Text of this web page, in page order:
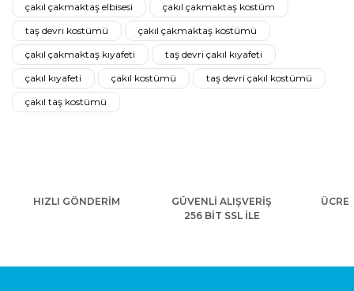
çakıl çakmaktaş elbisesi
çakıl çakmaktaş kostüm
taş devri kostümü
çakıl çakmaktaş kostümü
çakıl çakmaktaş kıyafeti
taş devri çakıl kıyafeti
çakıl kıyafeti
çakıl kostümü
taş devri çakıl kostümü
çakıl taş kostümü
HIZLI GÖNDERİM
GÜVENLİ ALIŞVERİŞ
256 BİT SSL İLE